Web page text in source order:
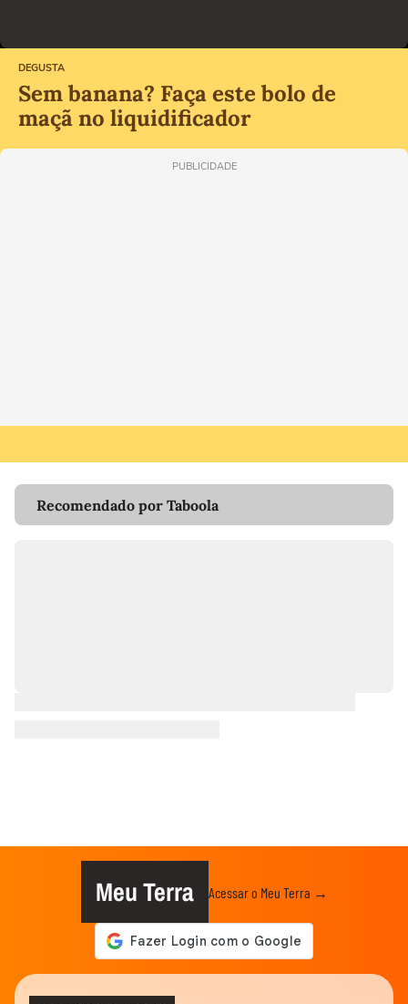
DEGUSTA
Sem banana? Faça este bolo de
maçã no liquidificador
PUBLICIDADE
Recomendado por Taboola
Meu Terra Acessar o Meu Terra →